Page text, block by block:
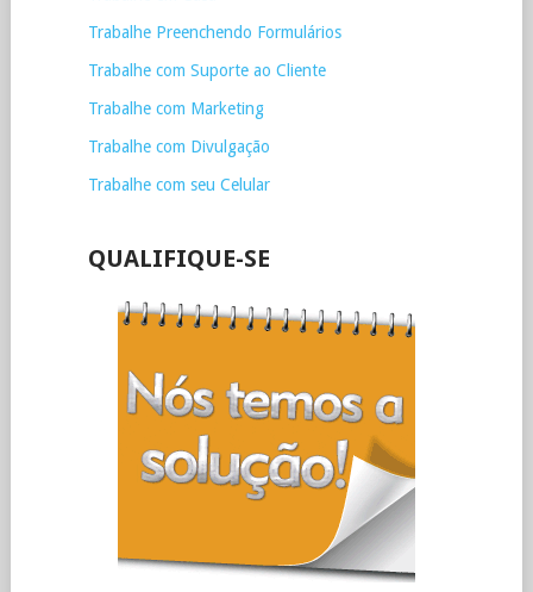
Trabalhe Preenchendo Formulários
Trabalhe com Suporte ao Cliente
Trabalhe com Marketing
Trabalhe com Divulgação
Trabalhe com seu Celular
QUALIFIQUE-SE